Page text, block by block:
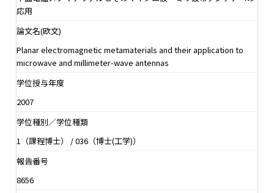
応用
論文名(欧文)
Planar electromagnetic metamaterials and their application to
microwave and millimeter-wave antennas
学位授与年度
2007
学位種別／学位種類
1（課程博士） / 036（博士(工学)）
報告番号
8656